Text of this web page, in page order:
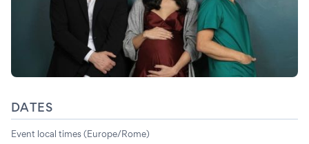
DATES
Event local times (Europe/Rome)